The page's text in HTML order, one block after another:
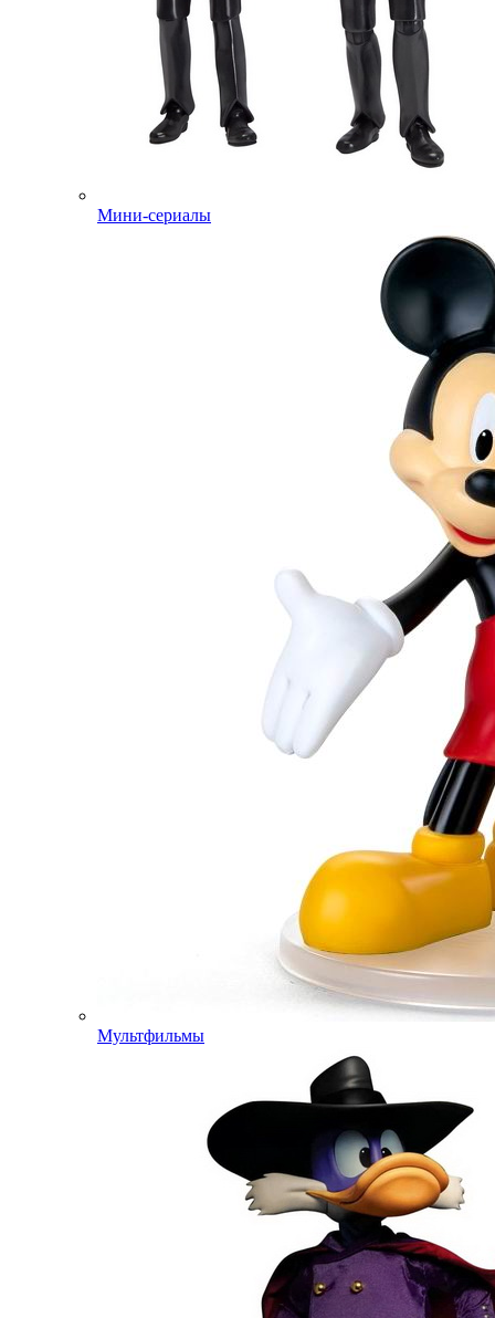
Мини-сериалы
Мультфильмы